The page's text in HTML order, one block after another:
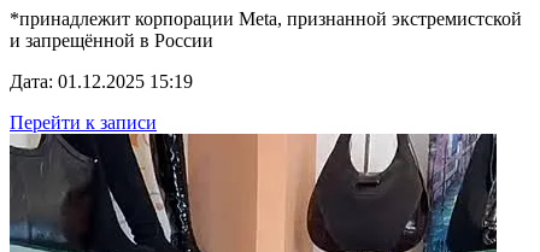
*принадлежит корпорации Meta, признанной экстремистской
и запрещённой в России
Дата: 01.12.2025 15:19
Перейти к записи